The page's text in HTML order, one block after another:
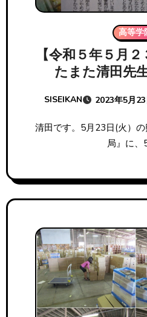
高等学
【令和５年５月
たまた清田先
SISEIKAN 2023年5月23
清田です。5月23日(火）の熊日新聞『こちら編集
局』に、